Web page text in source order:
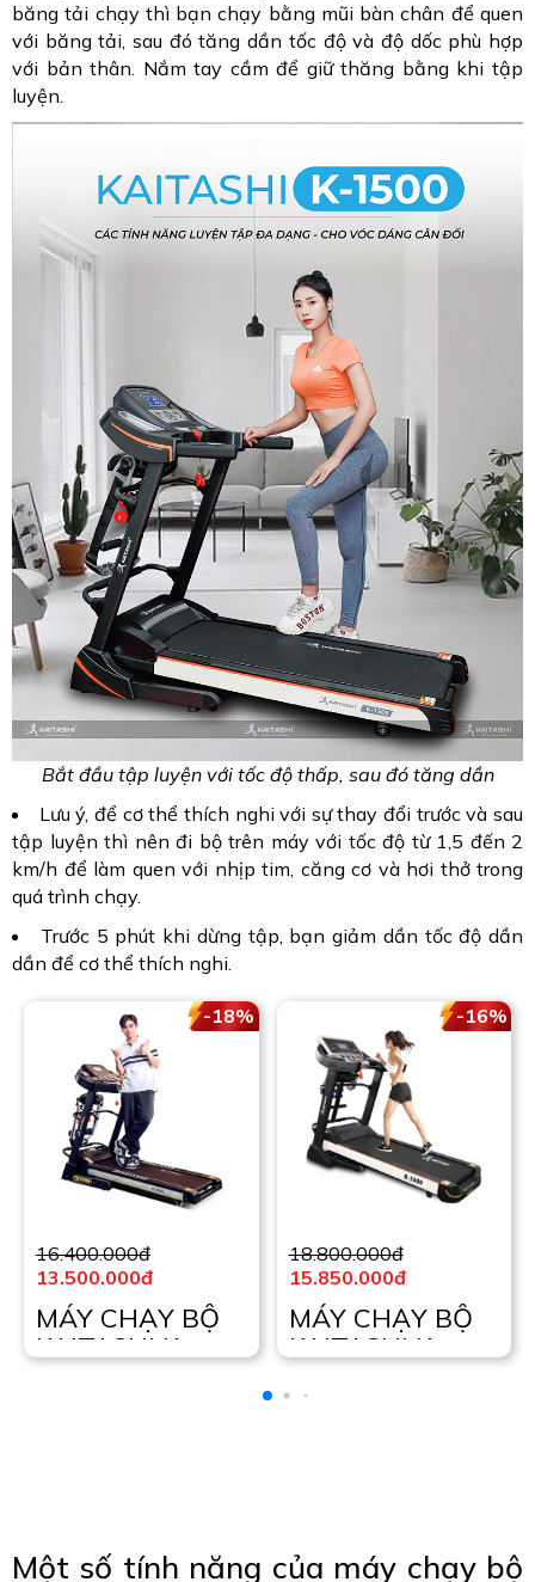
băng tải chạy thì bạn chạy bằng mũi bàn chân để quen
với băng tải, sau đó tăng dần tốc độ và độ dốc phù hợp
với bản thân. Nắm tay cầm để giữ thăng bằng khi tập
luyện.
Bắt đầu tập luyện với tốc độ thấp, sau đó tăng dần
Lưu ý, để cơ thể thích nghi với sự thay đổi trước và sau
tập luyện thì nên đi bộ trên máy với tốc độ từ 1,5 đến 2
km/h để làm quen với nhịp tim, căng cơ và hơi thở trong
quá trình chạy.
Trước 5 phút khi dừng tập, bạn giảm dần tốc độ dần
dần để cơ thể thích nghi.
-18%
16.400.000đ
13.500.000đ
MÁY CHẠY BỘ
KAITASHI K-
-16%
18.800.000đ
15.850.000đ
MÁY CHẠY BỘ
KAITASHI K-
Một số tính năng của máy chạy bộ